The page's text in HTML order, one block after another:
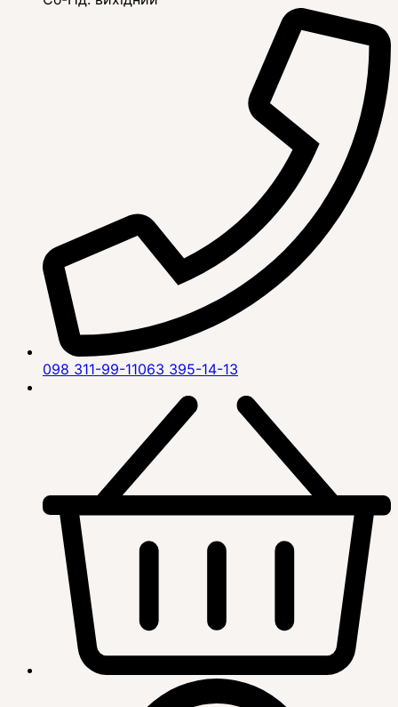
098 311-99-11063 395-14-13